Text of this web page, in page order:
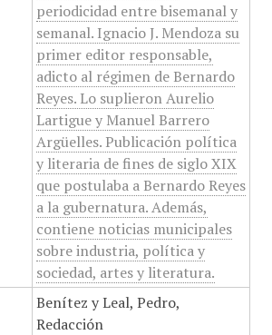
periodicidad entre bisemanal y
semanal. Ignacio J. Mendoza su
primer editor responsable,
adicto al régimen de Bernardo
Reyes. Lo suplieron Aurelio
Lartigue y Manuel Barrero
Argüelles. Publicación política
y literaria de fines de siglo XIX
que postulaba a Bernardo Reyes
a la gubernatura. Además,
contiene noticias municipales
sobre industria, política y
sociedad, artes y literatura.
Benítez y Leal, Pedro,
Redacción